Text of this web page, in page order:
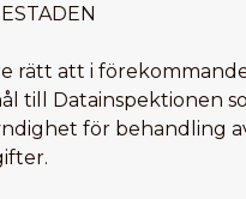
rätt att i förekommande
till Datainspektionen
för behandling